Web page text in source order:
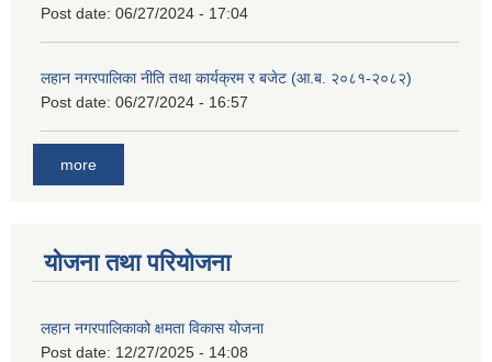
Post date: 06/27/2024 - 17:04
लहान नगरपालिका नीति तथा कार्यक्रम र बजेट (आ.ब. २०८१-२०८२)
Post date: 06/27/2024 - 16:57
more
योजना तथा परियोजना
लहान नगरपालिकाको क्षमता विकास योजना
Post date: 12/27/2025 - 14:08